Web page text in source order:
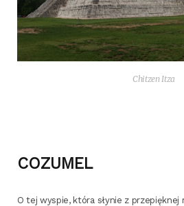
Chit­zen Itza
COZUMEL
O tej wyspie, któ­ra sły­nie z